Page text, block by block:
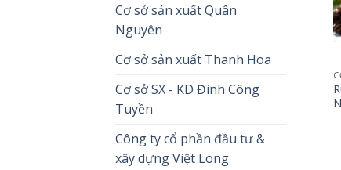
Cơ sở sản xuất Quân
Nguyên
Cơ sở sản xuất Thanh Hoa
Cơ sở SX - KD Đinh Công
Tuyền
Công ty cổ phần đầu tư &
xây dựng Việt Long